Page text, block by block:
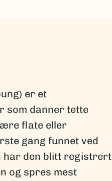
er et
som danner tette
flate eller
gang funnet ved
har den blitt registrert
og spres mest